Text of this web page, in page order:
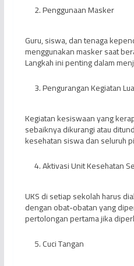
Penggunaan Masker
Guru, siswa, dan tenaga
menggunakan masker saat
Langkah ini penting dalam
Pengurangan Kegiatan
Kegiatan kesiswaan yang
sebaiknya dikurangi atau
kesehatan siswa dan seluruh
Aktivasi Unit Kesehatan
UKS di setiap sekolah harus
dengan obat-obatan yang
pertolongan pertama jika
Cuci Tangan